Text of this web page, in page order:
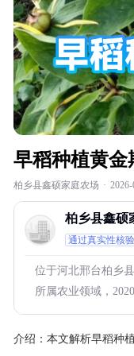
早稻种植黄金
柏乡县鑫硕家庭农场 ·
柏乡县鑫硕
通过真实性核验
位于河北邢台柏乡
所属农业领域，
介绍： 本文解析早稻种